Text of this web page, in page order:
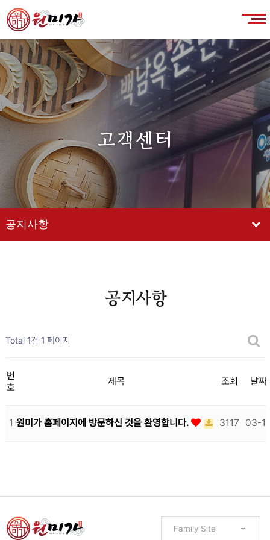
고객센터
공지사항
공지사항
Total 1건 1 페이지
번
호
제목 조회 날짜
1 원미가 홈페이지에 방문하신 것을 환영합니다. 3117 03-
Family Site
Family Site